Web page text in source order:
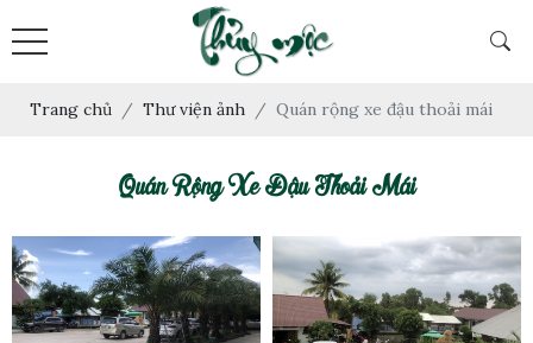
Trang chủ Thư viện ảnh Quán rộng xe đậu thoải mái
Quán Rộng Xe Đậu Thoải Mái